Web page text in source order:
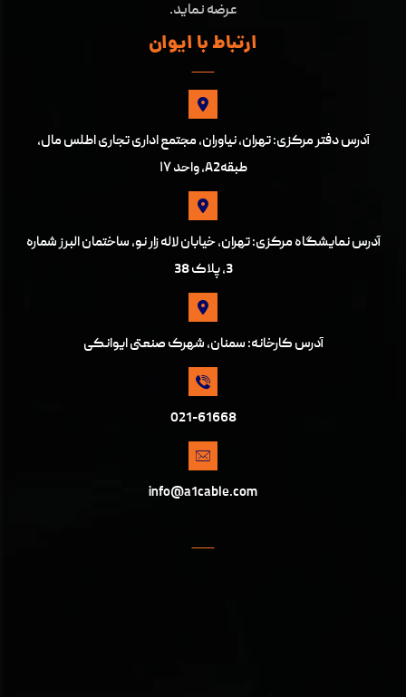
عرضه نماید.
ارتباط با ایوان
آدرس دفتر مرکزی: تهران، نیاوران، مجتمع اداری تجاری اطلس مال،
طبقهA2، واحد ۱۷
آدرس نمایشگاه مرکزی: تهران، خیابان لاله زار نو، ساختمان البرز شماره
3، پلاک 38
آدرس کارخانه: سمنان، شهرک صنعتی ایوانکی
021-61668
info@a1cable.com